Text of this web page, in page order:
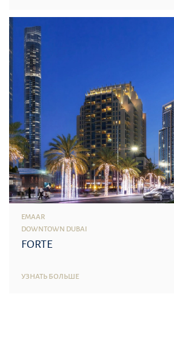
EMAAR
DOWNTOWN DUBAI
FORTE
УЗНАТЬ БОЛЬШЕ